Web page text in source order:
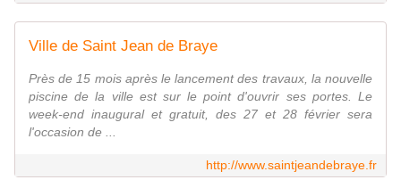
Ville de Saint Jean de Braye
Près de 15 mois après le lancement des travaux, la nouvelle
piscine de la ville est sur le point d'ouvrir ses portes. Le
week-end inaugural et gratuit, des 27 et 28 février sera
l'occasion de ...
http://www.saintjeandebraye.fr